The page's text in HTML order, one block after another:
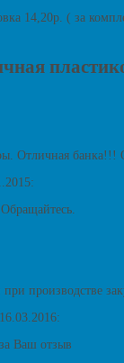
14,20р. ( за
Отличная банка!!!
:
производстве
16.03.2016:
Ваш отзыв